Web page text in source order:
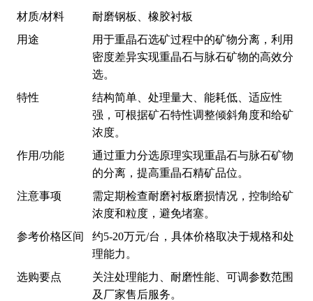
材质/材料
耐磨钢板、橡胶衬板
用途
用于重晶石选矿过程中的矿物分离，利用
密度差异实现重晶石与脉石矿物的高效分
选。
特性
结构简单、处理量大、能耗低、适应性
强，可根据矿石特性调整倾斜角度和给矿
浓度。
作用/功能
通过重力分选原理实现重晶石与脉石矿物
的分离，提高重晶石精矿品位。
注意事项
需定期检查耐磨衬板磨损情况，控制给矿
浓度和粒度，避免堵塞。
参考价格区间
约5-20万元/台，具体价格取决于规格和处
理能力。
选购要点
关注处理能力、耐磨性能、可调参数范围
及厂家售后服务。